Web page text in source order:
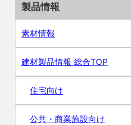
製品情報
素材情報
建材製品情報 総合TOP
住宅向け
公共・商業施設向け